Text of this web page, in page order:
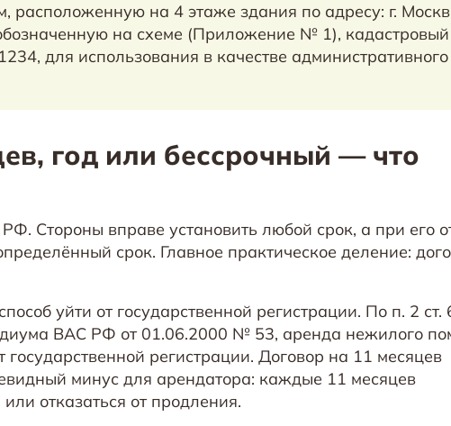
на 4 этаже здания по адресу: г.
на схеме (Приложение № 1), кадастровый
для использования в качестве административного
год или бессрочный — что
Стороны вправе установить любой срок, а при его
срок. Главное практическое деление:
уйти от государственной регистрации. По п. 2 ст.
ВАС РФ от 01.06.2000 № 53, аренда нежилого
регистрации. Договор на 11 месяцев
минус для арендатора: каждые 11 месяцев
отказаться от продления.